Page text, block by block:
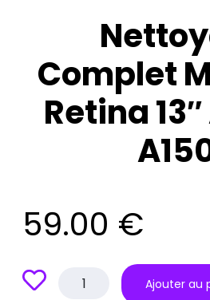
Complet
Retina
59.00 €
quantité
Ajouter au